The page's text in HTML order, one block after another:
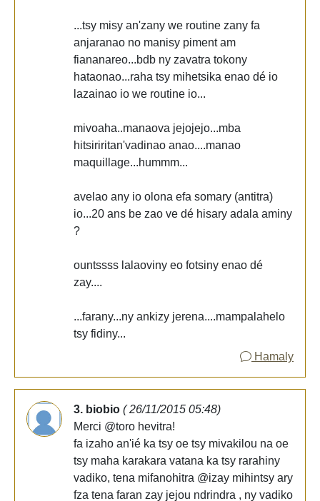
...tsy misy an'zany we routine zany fa
anjaranao no manisy piment am
fiananareo...bdb ny zavatra tokony
hataonao...raha tsy mihetsika enao dé io
lazainao io we routine io...
mivoaha..manaova jejojejo...mba
hitsiriritan'vadinao anao....manao
maquillage...hummm...
avelao any io olona efa somary (antitra)
io...20 ans be zao ve dé hisary adala aminy
?
ountssss lalaoviny eo fotsiny enao dé
zay....
...farany...ny ankizy jerena....mampalahelo
tsy fidiny...
Hamaly
3. biobio ( 26/11/2015 05:48)
Merci @toro hevitra!
fa izaho an'ié ka tsy oe tsy mivakilou na oe
tsy maha karakara vatana ka tsy rarahiny
vadiko, tena mifanohitra @izay mihintsy ary
fza tena faran zay jejou ndrindra , ny vadiko